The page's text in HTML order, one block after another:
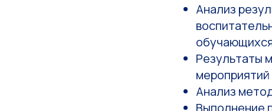
Анализ
Результаты
мероприятий
Анализ
Выполнение